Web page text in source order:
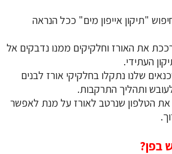
"תיקון אייפון מים" ככל הנראה
את האורז וחלקיקים ממנו נדבקים אל
העתידי.
שלנו נתקלו בחלקיקי אורז לבנים
ותהליך התרקבות.
את הטלפון שנרטב לאורז על מנת לאפשר
בפן?